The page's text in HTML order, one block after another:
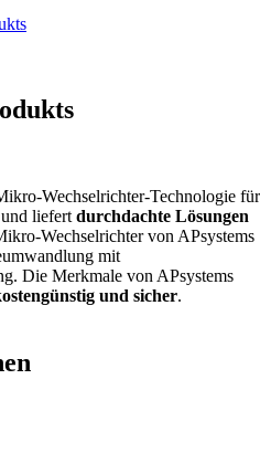
Wechselrichter-Technologie für
liefert durchdachte Lösungen
Wechselrichter von APsystems
mit
Die Merkmale von APsystems
und sicher.